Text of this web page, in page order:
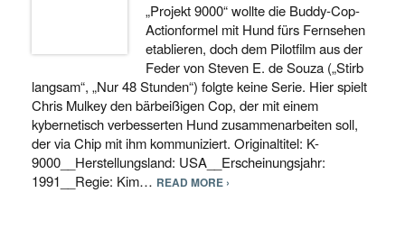
„Projekt 9000“ wollte die Buddy-Cop-
Actionformel mit Hund fürs Fernsehen
etablieren, doch dem Pilotfilm aus der
Feder von Steven E. de Souza („Stirb
langsam“, „Nur 48 Stunden“) folgte keine Serie. Hier spielt
Chris Mulkey den bärbeißigen Cop, der mit einem
kybernetisch verbesserten Hund zusammenarbeiten soll,
der via Chip mit ihm kommuniziert. Originaltitel: K-
9000__Herstellungsland: USA__Erscheinungsjahr:
1991__Regie: Kim… READ MORE ›